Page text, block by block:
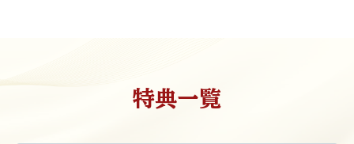
特典一覧